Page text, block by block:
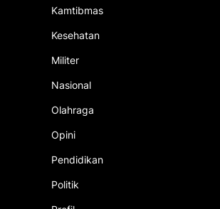
Kamtibmas
Kesehatan
Militer
Nasional
Olahraga
Opini
Pendidikan
Politik